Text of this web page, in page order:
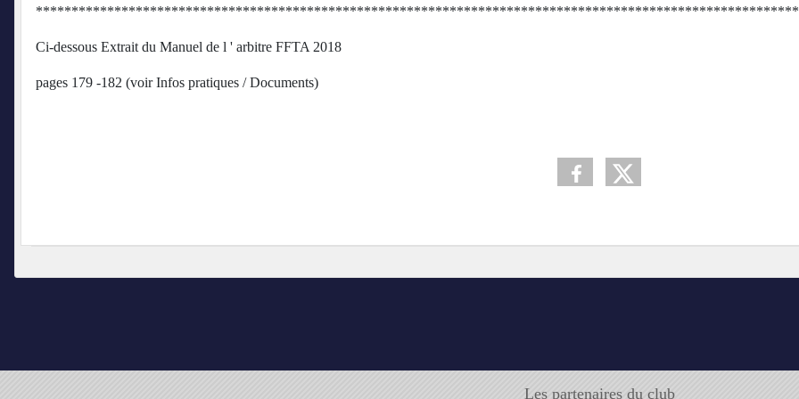
Ci-dessous Extrait du Manuel de l ' arbitre FFTA 2018
pages 179 -182 (voir Infos pratiques / Documents)
Les partenaires du club